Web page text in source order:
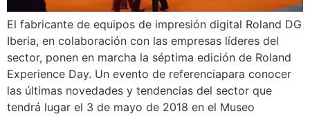
El fabricante de equipos de impresión digital Roland DG
Iberia, en colaboración con las empresas líderes del
sector, ponen en marcha la séptima edición de Roland
Experience Day. Un evento de referenciapara conocer
las últimas novedades y tendencias del sector que
tendrá lugar el 3 de mayo de 2018 en el Museo